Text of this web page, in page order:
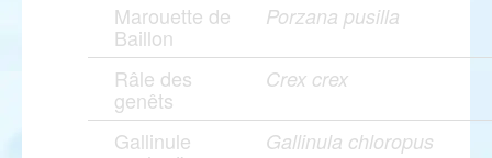
Marouette de
Baillon
Porzana pusilla
Râle des
genêts
Crex crex
Gallinule Gallinula chloropus